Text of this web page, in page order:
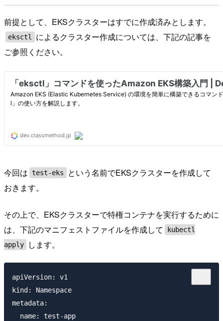
前提として、EKSクラスターはすでに作成済みとします。
eksctl
によるクラスター作成については、下記の記事を
ご参照ください。
今回は test-eks
という名前でEKSクラスターを作成して
おきます。
その上で、EKSクラスターで特権コンテナを実行するために
は、下記のマニフェストファイルを作成して
kubectl
apply
します。
apiVersion: v1
kind: Namespace
metadata:
  name: test-app